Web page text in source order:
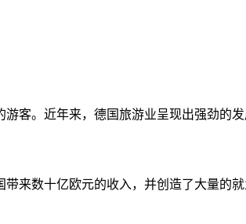
客。近年来，德国旅游业呈现出强劲的
来数十亿欧元的收入，并创造了大量的